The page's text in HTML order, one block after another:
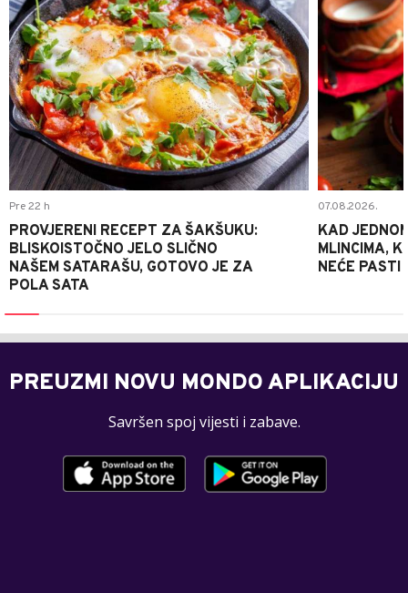
Pre 22 h
PROVJERENI RECEPT ZA ŠAKŠUKU:
BLISKOISTOČNO JELO SLIČNO
NAŠEM SATARAŠU, GOTOVO JE ZA
POLA SATA
07.08.2026.
KAD
MLINCIMA,
NEĆE PASTI
PREUZMI NOVU MONDO APLIKACIJU
Savršen spoj vijesti i zabave.